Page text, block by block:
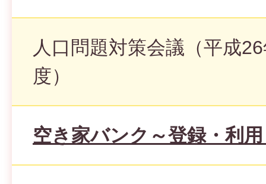
人口問題対策会議（平成
度）
空き家バンク～登録・利